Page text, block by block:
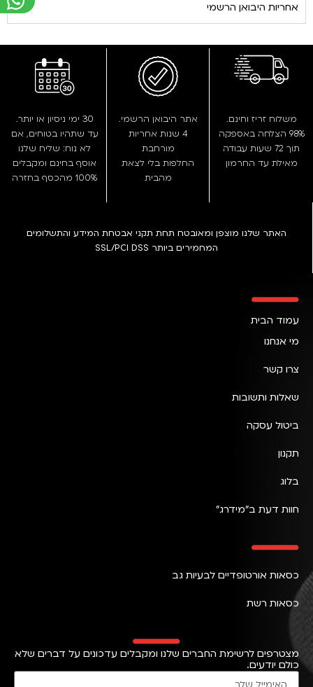
אחריות היבואן הרשמי
משלוח זריז וחינם.
98% הצלחה באספקה
תוך 72 שעות עבודה
מאילת עד החרמון
אתר היבואן הרשמי.
4 שנות אחריות
מורחבת
החלפות בלי לצאת
מהבית
30 ימי ניסיון או יותר.
עד שתהיו בטוחים, אם
לא נוח: שליח שלנו
אוסף בחינם ומקבלים
100% מהכסף בחזרה
האתר שלנו מוצפן ומאובטח תחת תקני אבטחת המידע והתשלומים
המחמירים ביותר SSL/PCI DSS
עמוד הבית
מי אנחנו
צרו קשר
שאלות ותשובות
ביטול עסקה
תקנון
בלוג
חוות דעת ב״מידרג״
כסאות אורטופדיים לבעיות גב
כסאות רשת
מצטרפים לרשימת החברים שלנו ומקבלים עדכונים על דברים שלא
כולם יודעים.